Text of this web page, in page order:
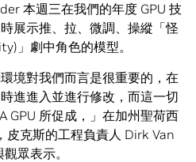
本週三在我們的年度 GPU 技
展示推、拉、微調、操縱「怪
」劇中角色的模型。
境對我們而言是很重要的，在
進進入並進行修改，而這一切
GPU 所促成，」在加州聖荷西
皮克斯的工程負責人 Dirk Van
眾表示。